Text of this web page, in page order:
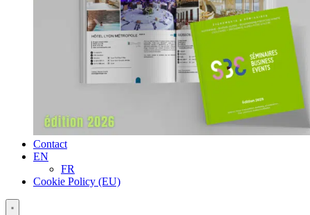
Contact
EN
FR
Cookie Policy (EU)